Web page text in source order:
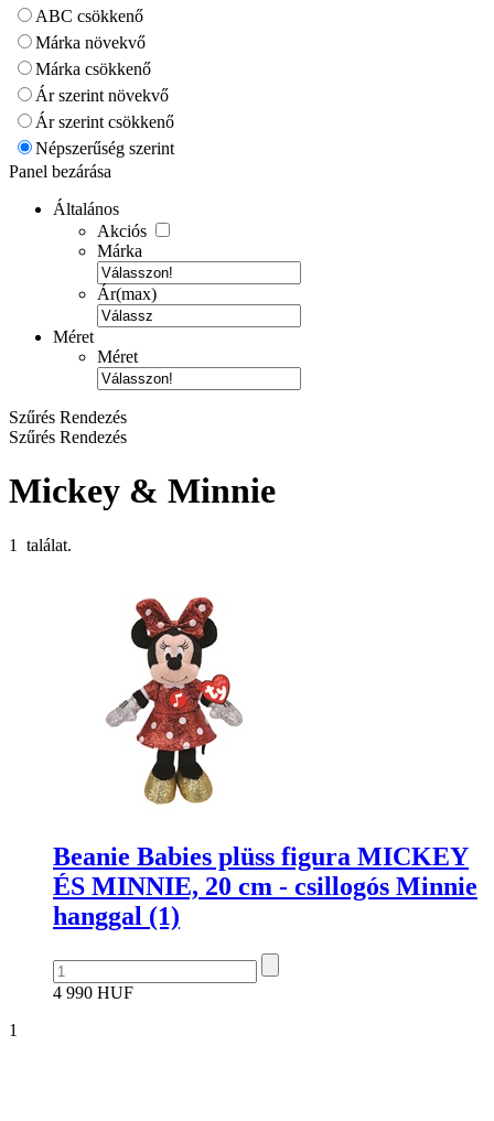
ABC csökkenő
Márka növekvő
Márka csökkenő
Ár szerint növekvő
Ár szerint csökkenő
Népszerűség szerint
Panel bezárása
Általános
Akciós
Márka
Ár(max)
Méret
Méret
Szűrés Rendezés
Szűrés Rendezés
Mickey & Minnie
1 találat.
Beanie Babies plüss figura MICKEY
ÉS MINNIE, 20 cm - csillogós Minnie
hanggal (1)
4 990 HUF
1